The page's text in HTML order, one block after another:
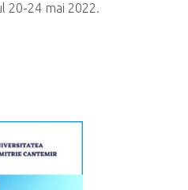
20-24 mai 2022.